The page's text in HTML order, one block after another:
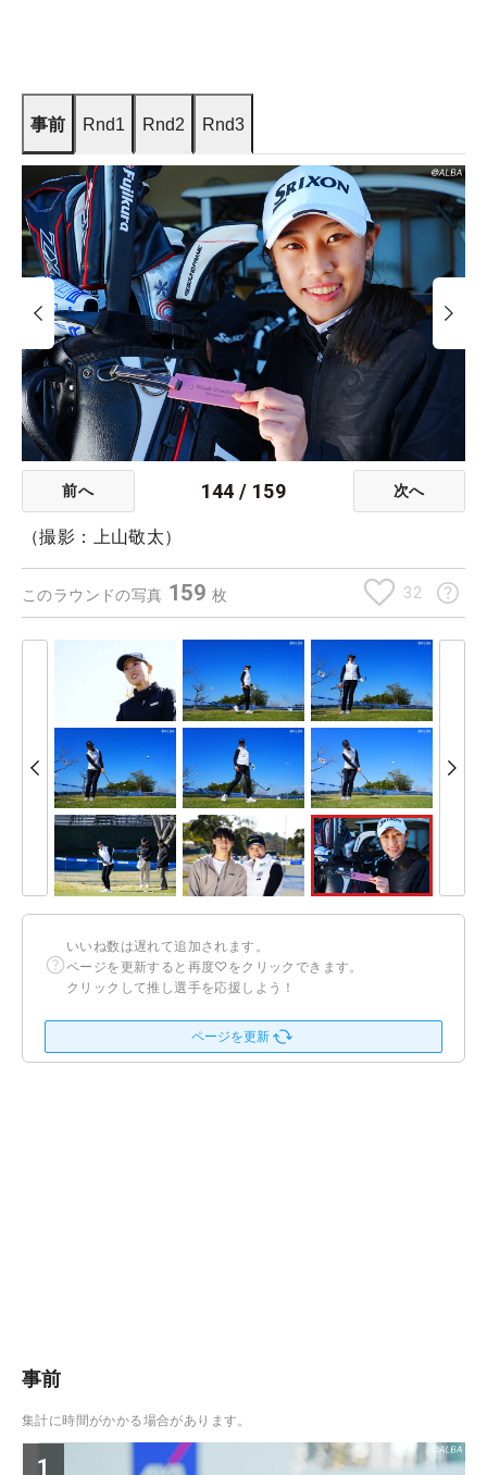
事前 Rnd1 Rnd2 Rnd3
前へ 144 / 159 次へ
（撮影：上山敬太）
このラウンドの写真 159 枚 32
いいね数は遅れて追加されます。
ページを更新すると再度♡をクリックできます。
クリックして推し選手を応援しよう！
ページを更新
事前
集計に時間がかかる場合があります。
1